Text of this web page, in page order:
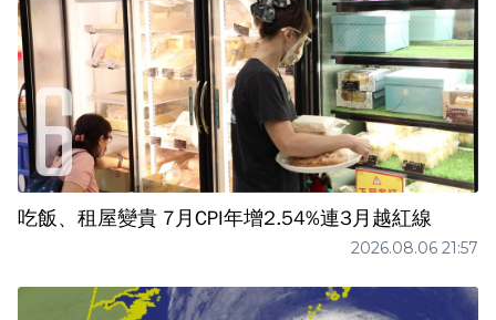
吃飯、租屋變貴 7月CPI年增2.54%連3月越紅線
2026.08.06 21:57